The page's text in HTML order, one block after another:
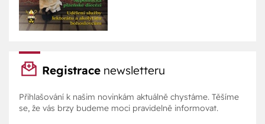
Registrace newsletteru
Přihlašování k našim novinkám aktuálně chystáme. Těšíme
se, že vás brzy budeme moci pravidelně informovat.